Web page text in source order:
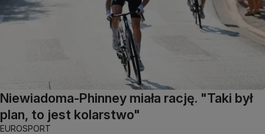
Niewiadoma-Phinney miała rację. "Taki był
plan, to jest kolarstwo"
EUROSPORT